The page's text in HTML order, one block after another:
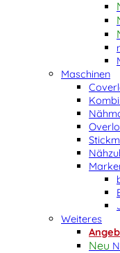
Maschinen
Weiteres